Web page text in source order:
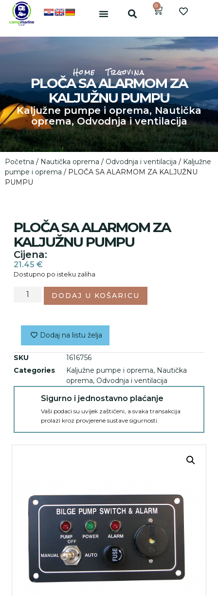
0
Home Trgovina
PLOČA SA ALARMOM ZA
KALJUŽNU PUMPU
Kaljužne pumpe i oprema, Nautička
oprema,Odvodnja i ventilacija
Početna / Nautička oprema / Odvodnja i ventilacija / Kaljužne
pumpe i oprema / PLOČA SA ALARMOM ZA KALJUŽNU
PUMPU
PLOČA SA ALARMOM ZA
KALJUŽNU PUMPU
Cijena:
21.45 €
Dostupno po isteku zaliha
DODAJ U KOŠARICU
Dodaj na listu želja
SKU
1616756
Categories
Kaljužne pumpe i oprema, Nautička
oprema, Odvodnja i ventilacija
Sigurno i jednostavno plaćanje
Vaši podaci su uvijek zaštićeni, a svaka transakcija
prolazi kroz provjerene sustave sigurnosti.